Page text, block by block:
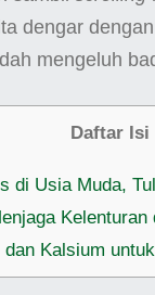
dengar
mengeluh
Daftar Isi
di Usia Muda,
Kalsium